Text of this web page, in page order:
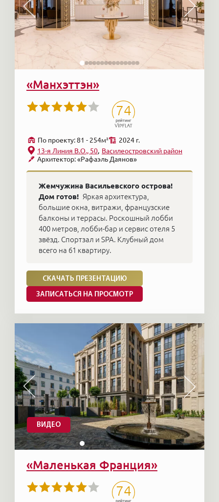
«Манхэттэн»
74
По проекту: 81 - 254м² 2024 г.
Архитектор: «Рафаэль Даянов»
13-я Линия В.О., 50 Василеостровский район
Жемчужина Васильевского острова!
Дом готов! Яркая архитектура,
большие окна, витражи, французские
балконы и террасы. Роскошный лобби
400 метров, лобби-бар и сервис отеля 5
звёзд. Спортзал и SPA. Клубный дом
всего на 61 квартиру.
СКАЧАТЬ ПРЕЗЕНТАЦИЮ
ЗАПИСАТЬСЯ НА ПРОСМОТР
ВИДЕО
«Маленькая Франция»
74